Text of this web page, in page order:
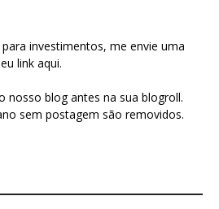
investimentos, me envie uma
link aqui.
nosso blog antes na sua blogroll.
sem postagem são removidos.